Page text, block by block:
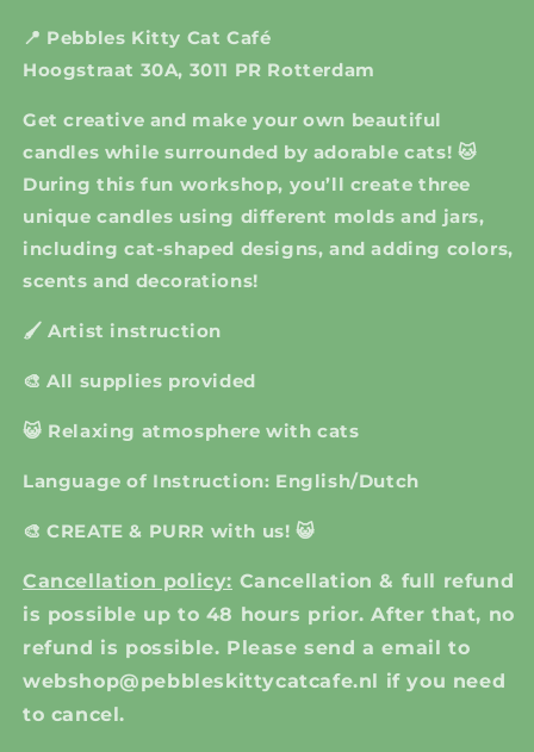
📍 Pebbles Kitty Cat Café
Hoogstraat 30A, 3011 PR Rotterdam
Get creative and make your own beautiful
candles while surrounded by adorable cats! 🐱
During this fun workshop, you’ll create three
unique candles using different molds and jars,
including cat-shaped designs, and adding colors,
scents and decorations!
🖌 Artist instruction
🎨 All supplies provided
😺 Relaxing atmosphere with cats
Language of Instruction: English/Dutch
🎨 CREATE & PURR with us! 😺
Cancellation policy: Cancellation & full refund
is possible up to 48 hours prior. After that, no
refund is possible. Please send a email to
webshop@pebbleskittycatcafe.nl if you need
to cancel.